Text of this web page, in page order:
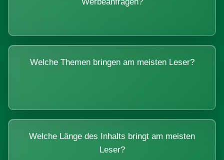
Welche Themen bringen am meisten Leser?
Welche Länge des Inhalts bringt am meisten
Leser?